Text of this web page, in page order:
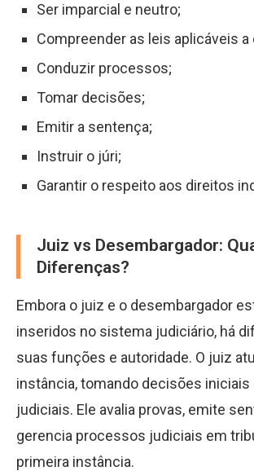
Ser imparcial e neutro;
Compreender as leis aplicáveis a
Conduzir processos;
Tomar decisões;
Emitir a sentença;
Instruir o júri;
Garantir o respeito aos direitos
Juiz vs Desembargador:
Diferenças?
Embora o juiz e o desembargador
inseridos no sistema judiciário, há
suas funções e autoridade. O juiz
instância, tomando decisões
judiciais. Ele avalia provas, emite
gerencia processos judiciais em
primeira instância.